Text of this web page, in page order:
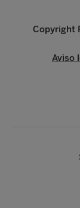
Copyright
Aviso